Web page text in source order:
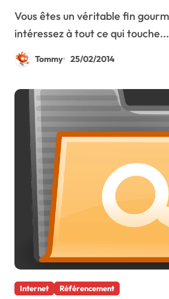
Vous êtes un véritable fin gourmet et vous vous
intéressez à tout ce qui touche...
Tommy 25/02/2014
Internet Référencement